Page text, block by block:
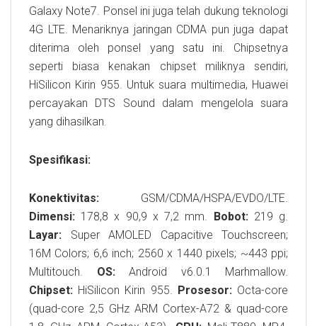
Galaxy Note7. Ponsel ini juga telah dukung teknologi
4G LTE. Menariknya jaringan CDMA pun juga dapat
diterima oleh ponsel yang satu ini. Chipsetnya
seperti biasa kenakan chipset miliknya sendiri,
HiSilicon Kirin 955. Untuk suara multimedia, Huawei
percayakan DTS Sound dalam mengelola suara
yang dihasilkan.
Spesifikasi:
Konektivitas: GSM/CDMA/HSPA/EVDO/LTE.
Dimensi: 178,8 x 90,9 x 7,2 mm. Bobot:219 g.
Layar: Super AMOLED Capacitive Touchscreen;
16M Colors; 6,6 inch; 2560 x 1440 pixels; ~443 ppi;
Multitouch. OS:Android v6.0.1 Marhmallow.
Chipset: HiSilicon Kirin 955. Prosesor:Octa-core
(quad-core 2,5 GHz ARM Cortex-A72 & quad-core